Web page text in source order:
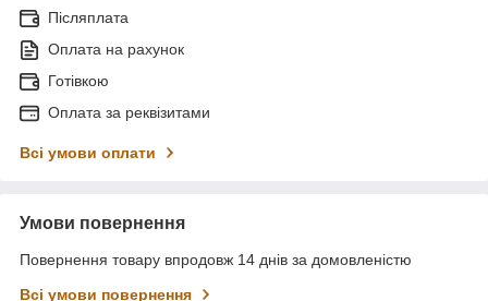
Післяплата
Оплата на рахунок
Готівкою
Оплата за реквізитами
Всі умови оплати
Умови повернення
Повернення товару впродовж 14 днів за домовленістю
Всі умови повернення